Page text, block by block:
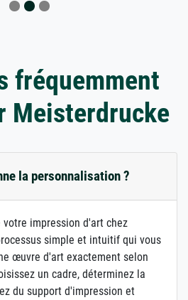
fréquemment
Meisterdrucke
la personnalisation ?
impression d'art chez
simple et intuitif qui vous
œuvre d'art exactement selon
un cadre, déterminez la
du support d'impression et